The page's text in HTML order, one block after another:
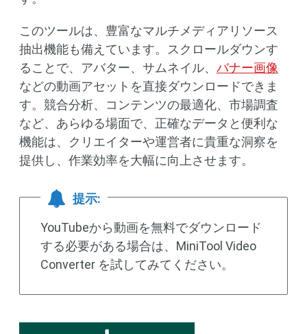
このツールは、豊富なマルチメディアリソース
抽出機能も備えています。スクロールダウンす
ることで、アバター、サムネイル、 バナー画像
などの動画アセットを直接ダウンロードできま
す。競合分析、コンテンツの最適化、市場調査
など、あらゆる場面で、正確なデータと便利な
機能は、クリエイターや運営者に貴重な洞察を
提供し、作業効率を大幅に向上させます。
提示:
YouTubeから動画を無料でダウンロード
する必要がある場合は、MiniTool Video
Converter を試してみてください。